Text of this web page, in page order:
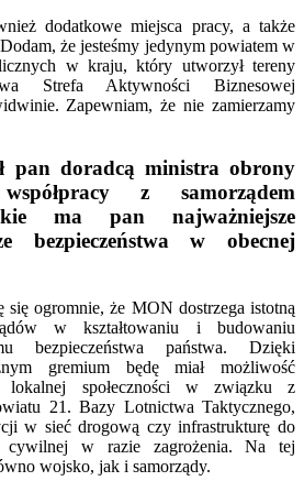
dodatkowe miejsca pracy, a także
że jesteśmy jedynym powiatem w
w kraju, który utworzył tereny
Strefa Aktywności Biznesowej
Zapewniam, że nie zamierzamy
pan doradcą ministra obrony
z samorządem
ma pan najważniejsze
bezpieczeństwa w obecnej
się ogromnie, że MON dostrzega istotną
w kształtowaniu i budowaniu
bezpieczeństwa państwa. Dzięki
gremium będę miał możliwość
lokalnej społeczności w związku z
21. Bazy Lotnictwa Taktycznego,
w sieć drogową czy infrastrukturę do
cywilnej w razie zagrożenia. Na tej
wojsko, jak i samorządy.